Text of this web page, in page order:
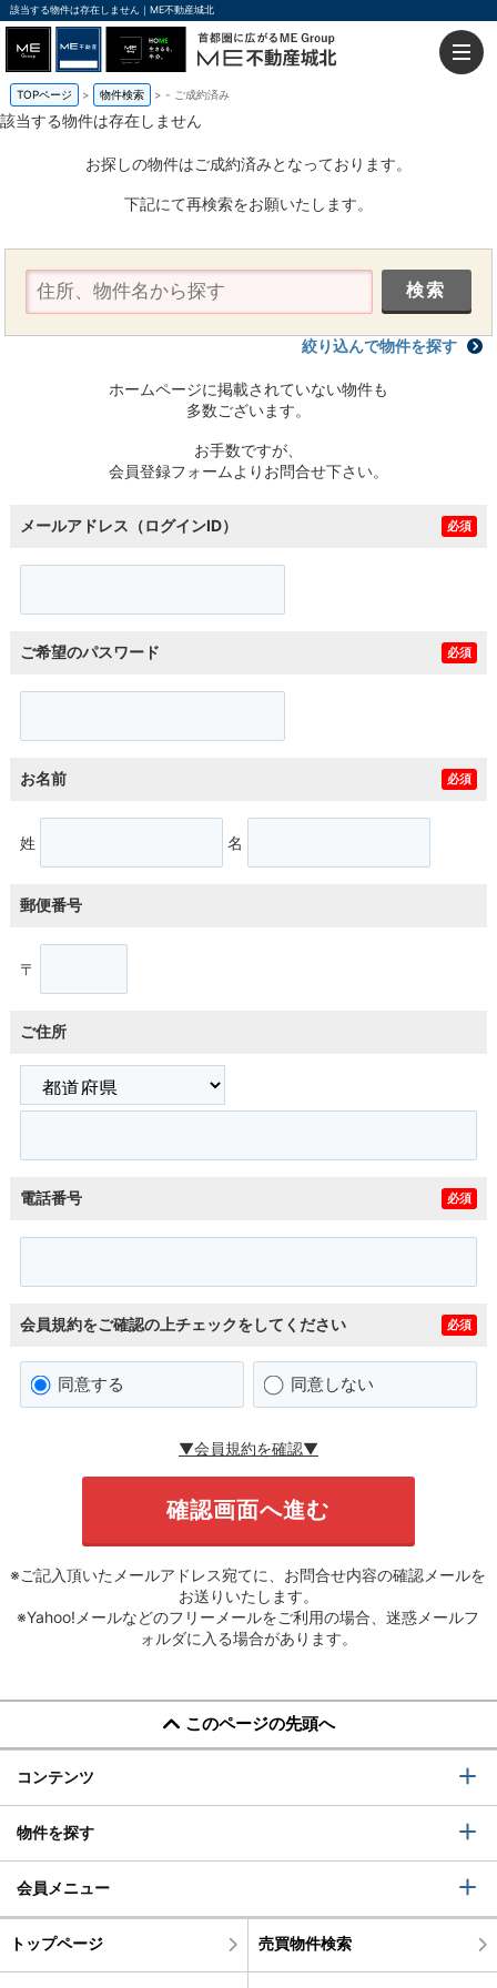
該当する物件は存在しません｜ME不動産城北
TOPページ 物件検索 - ご成約済み
該当する物件は存在しません
お探しの物件はご成約済みとなっております。
下記にて再検索をお願いたします。
絞り込んで物件を探す
ホームページに掲載されていない物件も
多数ございます。
お手数ですが、
会員登録フォームよりお問合せ下さい。
メールアドレス（ログインID） 必須
ご希望のパスワード 必須
お名前 必須
姓 名
郵便番号
〒
ご住所
電話番号 必須
会員規約をご確認の上チェックをしてください 必須
同意する 同意しない
▼会員規約を確認▼
※ご記入頂いたメールアドレス宛てに、お問合せ内容の確認メールを
お送りいたします。
※Yahoo!メールなどのフリーメールをご利用の場合、迷惑メールフ
ォルダに入る場合があります。
このページの先頭へ
コンテンツ
物件を探す
会員メニュー
トップページ 売買物件検索